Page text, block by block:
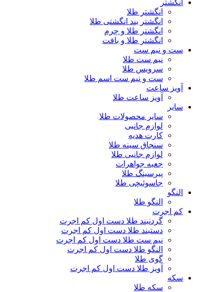
انگشتر
انگشتر طلا
انگشتر بند انگشتی طلا
انگشتر طلا و چرم
انگشتر طلا و بافت
ست و نیم ست
نیم ست طلا
سرویس طلا
ست و نیم ست اسم طلا
آویز ساعت
آویز ساعت طلا
سایر
سایر محصولات طلا
لوازم جانبی
کارت هدیه
سنجاق سینه طلا
لوازم جانبی طلا
جعبه جواهرات
پیرسینگ طلا
جاسوئیچی طلا
النگو
النگو طلا
کم اجرت
گردنبند طلا دست اول کم اجرت
دستبند طلا دست اول کم اجرت
نیم ست طلا دست اول کم اجرت
النگو طلا دست اول کم اجرت
گوی طلا
آویز طلا دست اول کم اجرت
سکه
سکه طلا